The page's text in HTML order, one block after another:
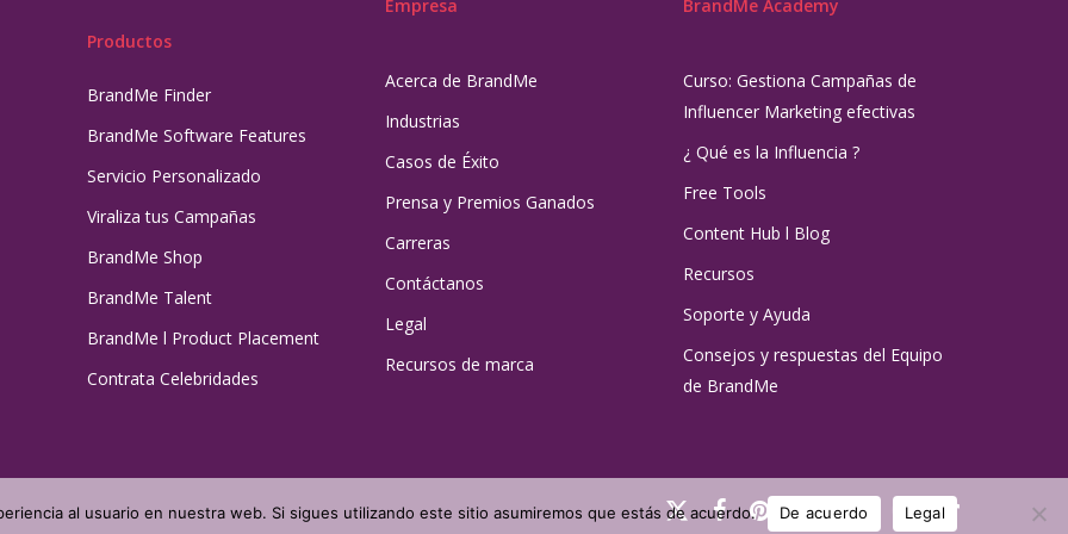
Productos
BrandMe Finder
BrandMe Software Features
Servicio Personalizado
Viraliza tus Campañas
BrandMe Shop
BrandMe Talent
BrandMe l Product Placement
Contrata Celebridades
Empresa
Acerca de BrandMe
Industrias
Casos de Éxito
Prensa y Premios Ganados
Carreras
Contáctanos
Legal
Recursos de marca
BrandMe Academy
Curso: Gestiona Campañas de
Influencer Marketing efectivas
¿ Qué es la Influencia ?
Free Tools
Content Hub l Blog
Recursos
Soporte y Ayuda
Consejos y respuestas del Equipo
de BrandMe
x-
facebookpinterestlinkedinyoutube instagram
tiktok
al usuario en nuestra web. Si sigues utilizando este sitio asumiremos que estás de acuerdo. De acuerdo Legal